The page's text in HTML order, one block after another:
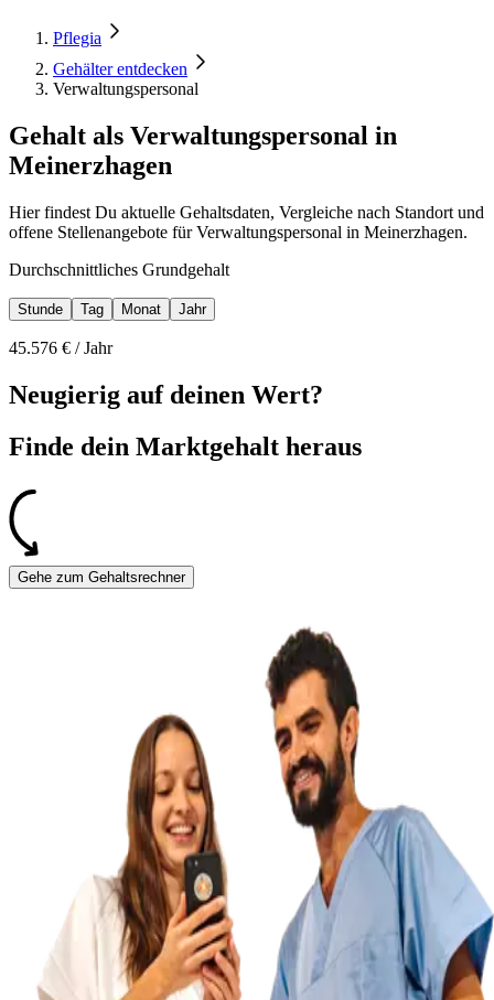
Pflegia
Gehälter entdecken
Verwaltungspersonal
Gehalt als Verwaltungspersonal in
Meinerzhagen
Hier findest Du aktuelle Gehaltsdaten, Vergleiche nach Standort und
offene Stellenangebote für Verwaltungspersonal in Meinerzhagen.
Durchschnittliches Grundgehalt
Stunde Tag Monat Jahr
45.576 € /Jahr
Neugierig auf deinen Wert?
Finde dein Marktgehalt heraus
Gehe zum Gehaltsrechner